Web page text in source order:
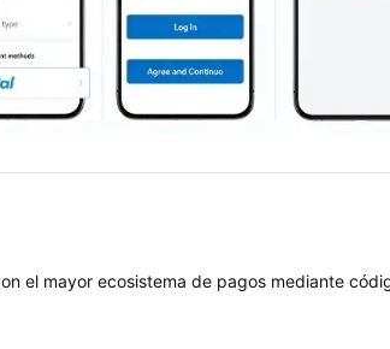
el mayor ecosistema de pagos mediante